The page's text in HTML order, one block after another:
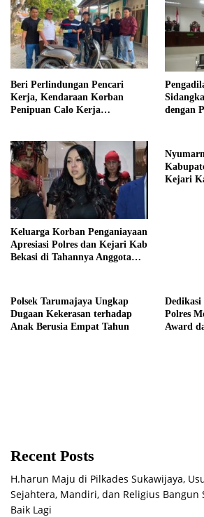
Beri Perlindungan Pencari
Kerja, Kendaraan Korban
Penipuan Calo Kerja
dengan
Keluarga Korban Penganiayaan
Apresiasi Polres dan Kejari Kab
Bekasi di Tahannya Anggota
Kejari
Polsek Tarumajaya Ungkap
Dugaan Kekerasan terhadap
Anak Berusia Empat Tahun
Polres
Award
Recent Posts
H.harun Maju di Pilkades Sukawijaya,
Sejahtera, Mandiri, dan Religius Bangun
Baik Lagi